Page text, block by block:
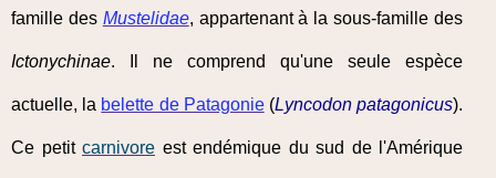
famille des Mustelidae, appartenant à la sous-famille des
Ictonychinae. Il ne comprend qu'une seule espèce
actuelle, la belette de Patagonie(Lyncodon patagonicus).
Ce petit carnivore est endémique du sud de l'Amérique